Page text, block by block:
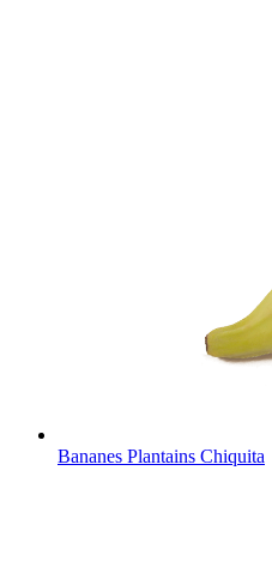
Bananes Plantains Chiquita